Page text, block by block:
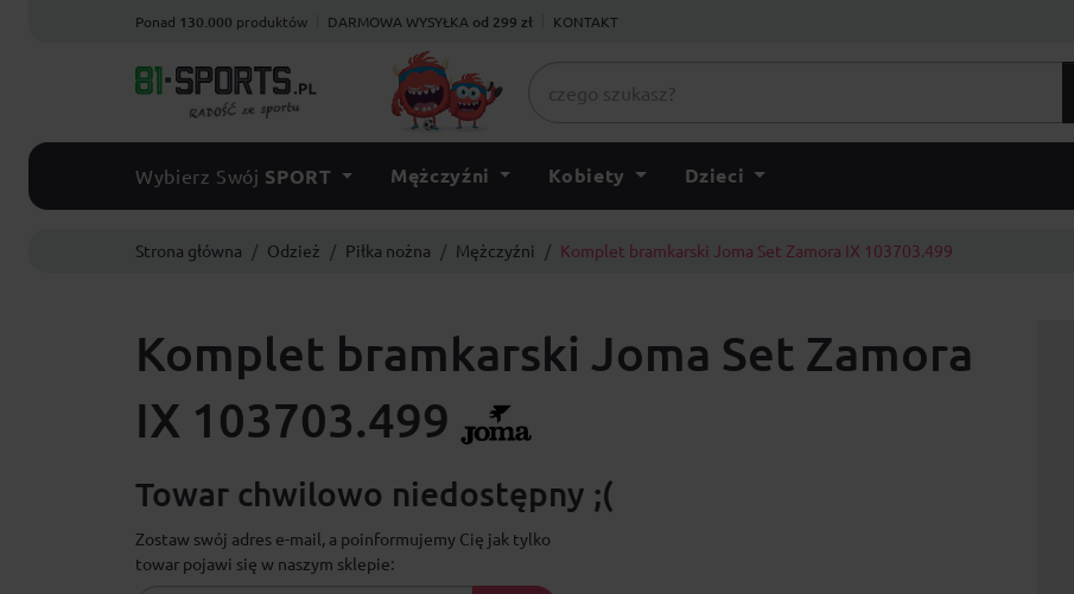
Ponad 130.000 produktów DARMOWA WYSYŁKA od 299 zł KONTAKT
Wybierz Swój SPORT Mężczyźni Kobiety Dzieci
Strona główna Odzież Piłka nożna Mężczyźni Komplet bramkarski Joma Set Zamora IX 103703.499
Komplet bramkarski Joma Set Zamora
IX 103703.499
Towar chwilowo niedostępny ;(
Zostaw swój adres e-mail, a poinformujemy Cię jak tylko
towar pojawi się w naszym sklepie: